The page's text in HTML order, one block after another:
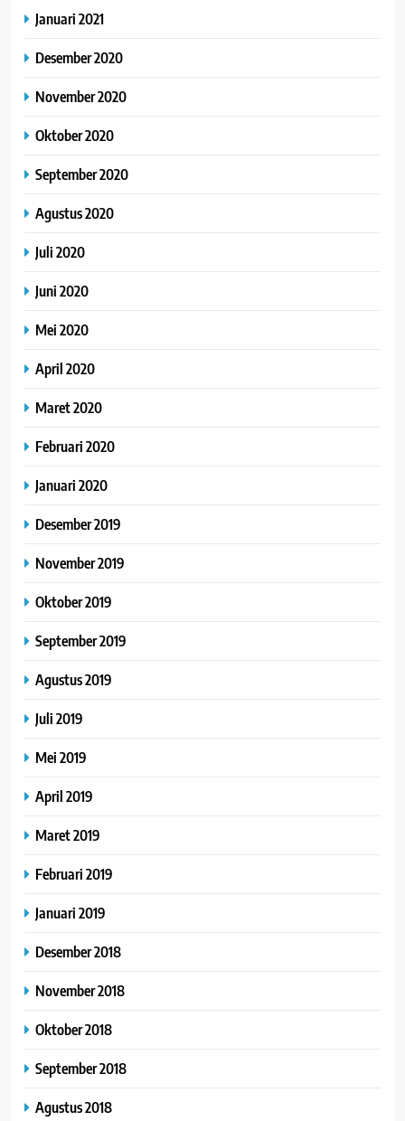
Januari 2021
Desember 2020
November 2020
Oktober 2020
September 2020
Agustus 2020
Juli 2020
Juni 2020
Mei 2020
April 2020
Maret 2020
Februari 2020
Januari 2020
Desember 2019
November 2019
Oktober 2019
September 2019
Agustus 2019
Juli 2019
Mei 2019
April 2019
Maret 2019
Februari 2019
Januari 2019
Desember 2018
November 2018
Oktober 2018
September 2018
Agustus 2018